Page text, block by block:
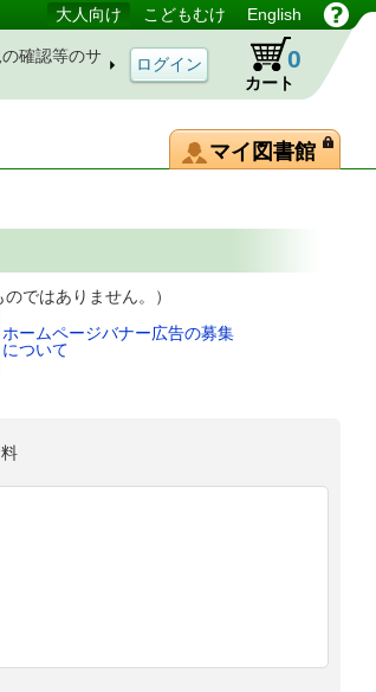
大人向け こどもむけ English
確認等のサ
カート
0
マイ図書館
りません。）
ホームページバナー広告の募集
について